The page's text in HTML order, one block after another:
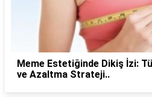
Meme Estetiğinde Dikiş İzi:
ve Azaltma Strateji..